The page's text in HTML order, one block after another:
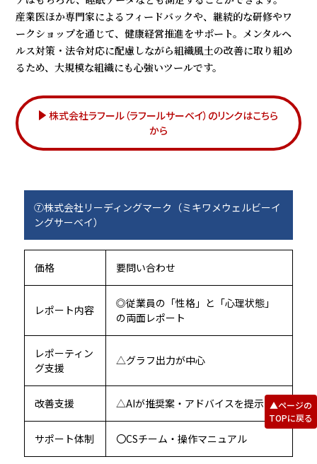
産業医ほか専門家によるフィードバックや、継続的な研修やワ
ークショップを通じて、健康経営推進をサポート。メンタルヘ
ルス対策・法令対応に配慮しながら組織風土の改善に取り組め
るため、大規模な組織にも心強いツールです。
株式会社ラフール（ラフールサーベイ）のリンクはこちら
から
⑦株式会社リーディングマーク（ミキワメウェルビーイ
ングサーベイ）
価格 要問い合わせ
レポート内容
◎従業員の「性格」と「心理状態」
の両面レポート
レポーティン
グ支援
△グラフ出力が中心
改善支援 △AIが推奨案・アドバイスを提示
サポート体制 〇CSチーム・操作マニュアル
▲ページの
TOPに戻る